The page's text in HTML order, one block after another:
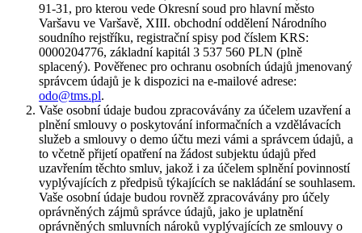
91-31, pro kterou vede Okresní soud pro hlavní město
Varšavu ve Varšavě, XIII. obchodní oddělení Národního
soudního rejstříku, registrační spisy pod číslem KRS:
0000204776, základní kapitál 3 537 560 PLN (plně
splacený). Pověřenec pro ochranu osobních údajů jmenovaný
správcem údajů je k dispozici na e-mailové adrese:
odo@tms.pl.
Vaše osobní údaje budou zpracovávány za účelem uzavření a
plnění smlouvy o poskytování informačních a vzdělávacích
služeb a smlouvy o demo účtu mezi vámi a správcem údajů, a
to včetně přijetí opatření na žádost subjektu údajů před
uzavřením těchto smluv, jakož i za účelem splnění povinností
vyplývajících z předpisů týkajících se nakládání se souhlasem.
Vaše osobní údaje budou rovněž zpracovávány pro účely
oprávněných zájmů správce údajů, jako je uplatnění
oprávněných smluvních nároků vyplývajících ze smlouvy o